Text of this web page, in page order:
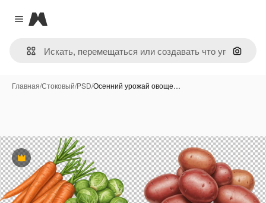
Close menu
Magnific
Поиск
Главная/Стоковый/PSD/Осенний урожай овоще…
Премиум